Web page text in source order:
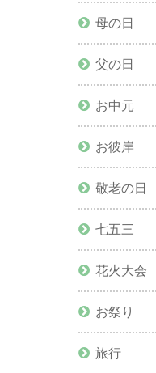
母の日
父の日
お中元
お彼岸
敬老の日
七五三
花火大会
お祭り
旅行